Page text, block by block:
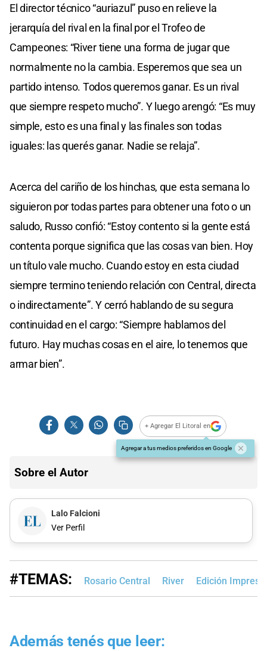
El director técnico “auriazul” puso en relieve la
jerarquía del rival en la final por el Trofeo de
Campeones: “River tiene una forma de jugar que
normalmente no la cambia. Esperemos que sea un
partido intenso. Todos queremos ganar. Es un rival
que siempre respeto mucho”. Y luego arengó: “Es muy
simple, esto es una final y las finales son todas
iguales: las querés ganar. Nadie se relaja”.
Acerca del cariño de los hinchas, que esta semana lo
siguieron por todas partes para obtener una foto o un
saludo, Russo confió: “Estoy contento si la gente está
contenta porque significa que las cosas van bien. Hoy
un título vale mucho. Cuando estoy en esta ciudad
siempre termino teniendo relación con Central, directa
o indirectamente”. Y cerró hablando de su segura
continuidad en el cargo: “Siempre hablamos del
futuro. Hay muchas cosas en el aire, lo tenemos que
armar bien”.
+ Agregar El Litoral en
Agregar a tus medios preferidos en Google
Sobre el Autor
Lalo Falcioni
Ver Perfil
#TEMAS: Rosario Central River Edición Impresa
Además tenés que leer: